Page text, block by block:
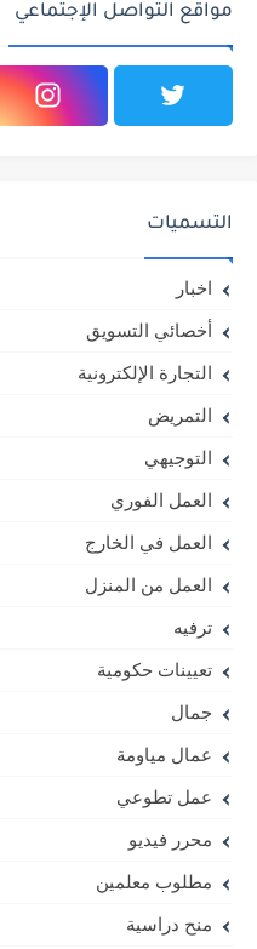
مواقع التواصل الإجتماعي
التسميات
اخبار
أخصائي التسويق
التجارة الإلكترونية
التمريض
التوجيهي
العمل الفوري
العمل في الخارج
العمل من المنزل
ترفيه
تعيينات حكومية
جمال
عمال مياومة
عمل تطوعي
محرر فيديو
مطلوب معلمين
منح دراسية